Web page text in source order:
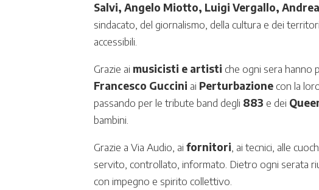
Salvi, Angelo Miotto, Luigi Vergallo,
sindacato, del giornalismo, della cultura e dei
accessibili.
Grazie ai musicisti e artisti che ogni sera hanno
Francesco Guccini ai Perturbazione con la
passando per le tribute band degli 883 e dei
bambini.
Grazie a Via Audio, aifornitori , ai tecnici, alle
servito, controllato, informato. Dietro ogni serata
con impegno e spirito collettivo.